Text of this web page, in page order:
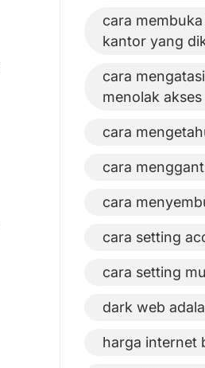
cara
kantor yang
cara
menolak akses
cara
cara
cara
cara setting
cara setting
dark web
harga internet